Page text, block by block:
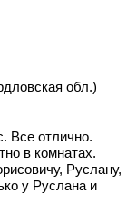
обл.)
Все отлично.
в комнатах.
Руслану,
у Руслана и